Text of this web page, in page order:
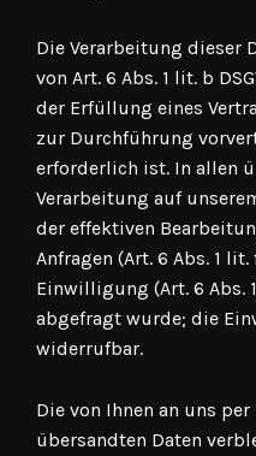
Die Verarbeitung dieser
von Art. 6 Abs. 1 lit. b
der Erfüllung eines
zur Durchführung
erforderlich ist. In allen
Verarbeitung auf
der effektiven
Anfragen (Art. 6 Abs. 1
Einwilligung (Art. 6 Abs.
abgefragt wurde; die
widerrufbar.
Die von Ihnen an uns
übersandten Daten